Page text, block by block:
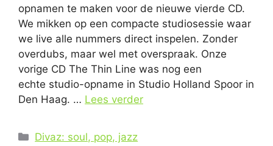
opnamen te maken voor de nieuwe vierde CD.
We mikken op een compacte studiosessie waar
we live alle nummers direct inspelen. Zonder
overdubs, maar wel met overspraak. Onze
vorige CD The Thin Line was nog een
echte studio-opname in Studio Holland Spoor in
Den Haag. … Lees verder
Categorieën
Divaz: soul, pop, jazz